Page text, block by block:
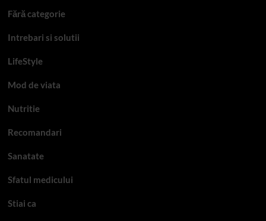
Fără categorie
Intrebari si solutii
LifeStyle
Mod de viata
Nutritie
Recomandari
Sanatate
Sfatul medicului
Stiai ca